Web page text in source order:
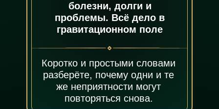
болезни, долги и
проблемы. Всё дело в
гравитационном поле
Коротко и простыми словами
разберёте, почему одни и те
же неприятности могут
повторяться снова.